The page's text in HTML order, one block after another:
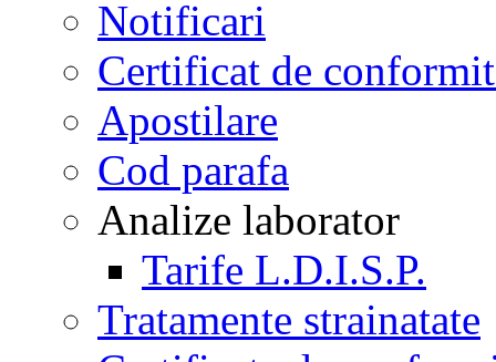
Notificari
Certificat de
Apostilare
Cod parafa
Analize laborator
Tarife L.D.I.S.P.
Tratamente strainatate